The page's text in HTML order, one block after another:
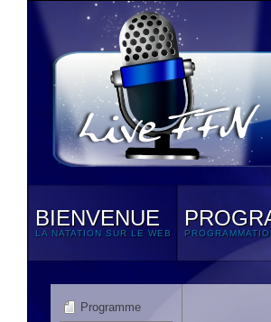
BIENVENUE
LA NATATION SUR LE WEB
Programme